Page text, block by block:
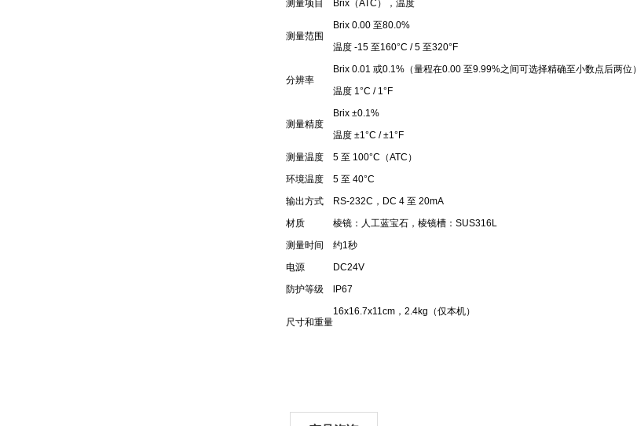
测量项目
Brix（ATC），温度
测量范围
Brix 0.00 至80.0%
温度 -15 至160°C / 5 至320°F
分辨率
Brix 0.01 或0.1%（量程在0.00 至9.99%之间可选择精确至小数点后两位）
温度 1°C / 1°F
测量精度
Brix ±0.1%
温度 ±1°C / ±1°F
测量温度
5 至 100°C（ATC）
环境温度
5 至 40°C
输出方式
RS-232C，DC 4 至 20mA
材质
棱镜：人工蓝宝石，棱镜槽：SUS316L
测量时间
约1秒
电源
DC24V
防护等级
lP67
尺寸和重量
16x16.7x11cm，2.4kg（仅本机）